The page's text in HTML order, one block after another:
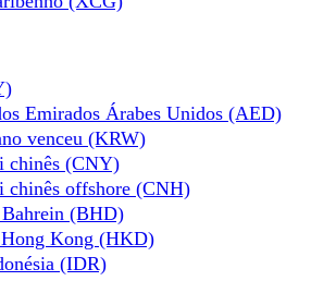
Emirados Árabes Unidos (AED)
venceu (KRW)
chinês (CNY)
chinês offshore (CNH)
(BHD)
Kong (HKD)
(IDR)